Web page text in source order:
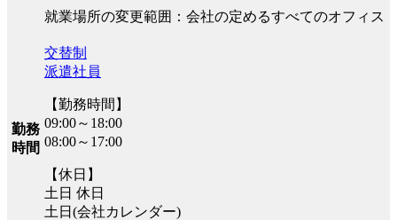
就業場所の変更範囲：会社の定めるすべてのオフィス
勤務
時間
交替制
派遣社員
【勤務時間】
09:00～18:00
08:00～17:00
【休日】
土日 休日
土日(会社カレンダー)